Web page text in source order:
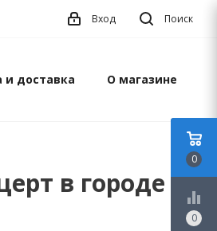
Вход Поиск
и доставка О магазине
0
equalizer
0
в городе